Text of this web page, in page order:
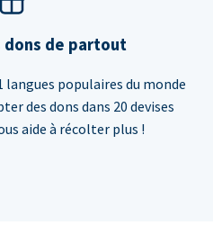
dons de partout
langues populaires du monde
des dons dans 20 devises
aide à récolter plus !